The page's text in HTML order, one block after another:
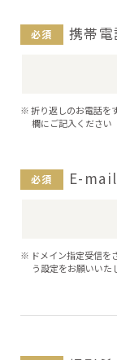
携帯
折り返しのお電話を
欄にご記入ください
E-mail
ドメイン指定受信
う設定をお願いいた